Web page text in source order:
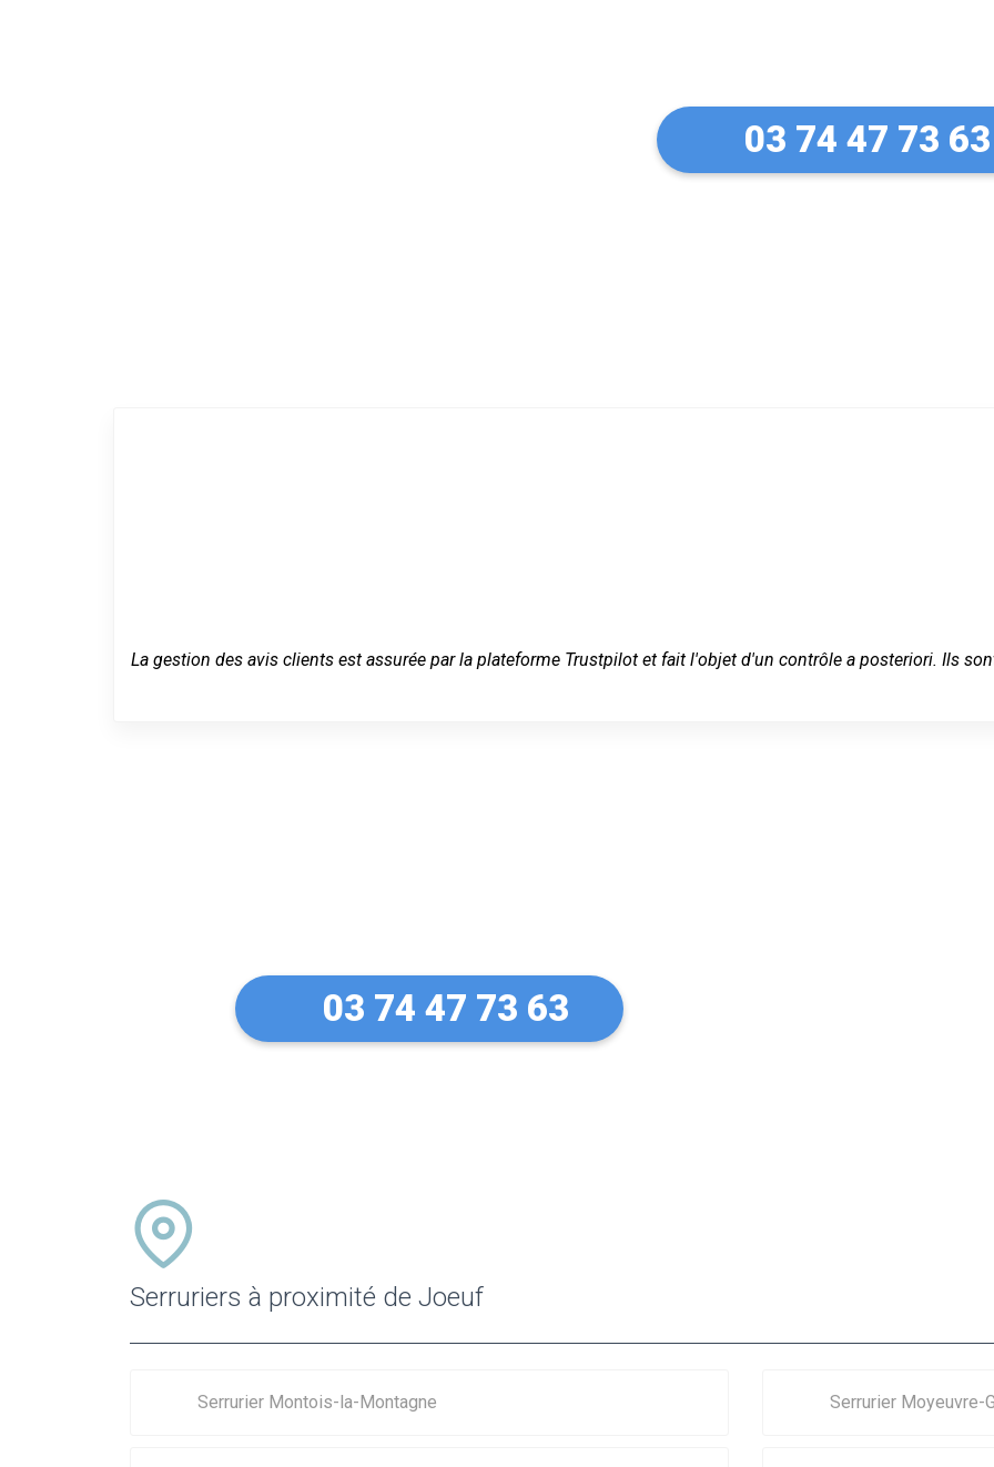
03 74 47 73 63
La gestion des avis clients est assurée par la plateforme Trustpilot et fait l'objet d'un contrôle a posteriori. Ils
03 74 47 73 63
Serruriers à proximité de Joeuf
Serrurier Montois-la-Montagne Serrurier Moyeuvre-